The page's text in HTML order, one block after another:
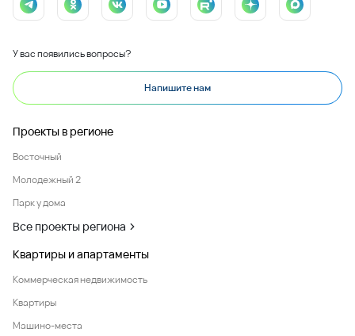
У вас появились вопросы?
Напишите нам
Проекты в регионе
Восточный
Молодежный 2
Парк у дома
Все проекты региона
Квартиры и апартаменты
Коммерческая недвижимость
Квартиры
Машино-места